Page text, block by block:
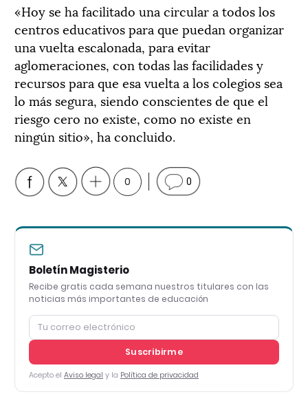
«Hoy se ha facilitado una circular a todos los
centros educativos para que puedan organizar
una vuelta escalonada, para evitar
aglomeraciones, con todas las facilidades y
recursos para que esa vuelta a los colegios sea
lo más segura, siendo conscientes de que el
riesgo cero no existe, como no existe en
ningún sitio», ha concluido.
0 0
Boletín Magisterio
Recibe gratis cada semana nuestros titulares con las
noticias más importantes de educación
Suscribirme
Acepto el Aviso legal y la Política de privacidad